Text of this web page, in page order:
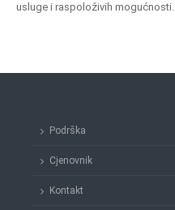
usluge i raspoloživih mogućnosti.
Podrška
Cjenovnik
Kontakt